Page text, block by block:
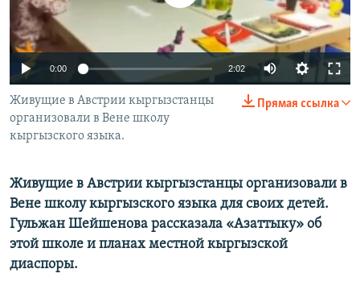
0:00 2:02
Прямая ссылка
Живущие в Австрии кыргызстанцы
организовали в Вене школу
кыргызского языка.
Живущие в Австрии кыргызстанцы организовали в
Вене школу кыргызского языка для своих детей.
Гульжан Шейшенова рассказала «Азаттыку» об
этой школе и планах местной кыргызской
диаспоры.